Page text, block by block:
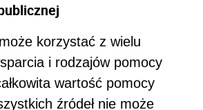
korzystać z wielu
i rodzajów pomocy
wartość pomocy
źródeł nie może